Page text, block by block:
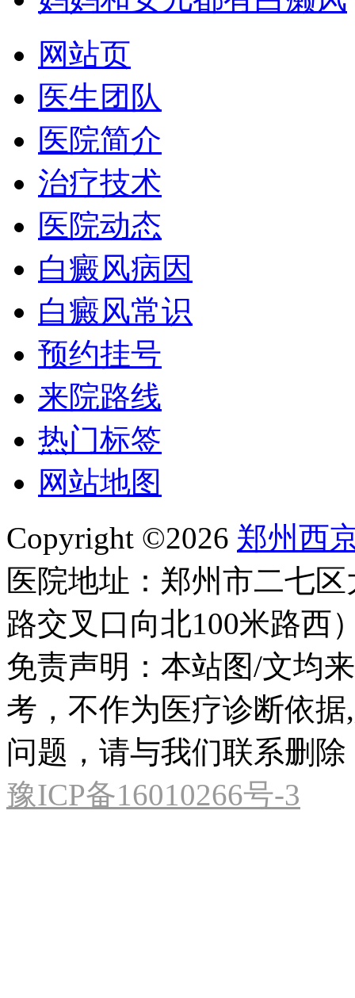
网站页
医生团队
医院简介
治疗技术
医院动态
白癜风病因
白癜风常识
预约挂号
来院路线
热门标签
网站地图
Copyright ©2026 郑州西
医院地址：郑州市二七
路交叉口向北100米路西
免责声明：本站图/文均
考，不作为医疗诊断依
问题，请与我们联系删除
豫ICP备16010266号-3